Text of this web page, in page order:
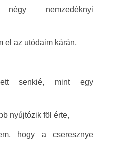
négy nemzedéknyi
el az utódaim kárán,
senkié, mint egy
nyújtózik föl érte,
hogy a cseresznye